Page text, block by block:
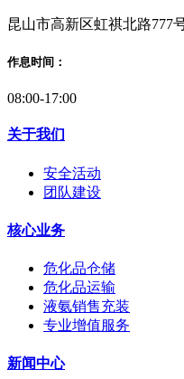
昆山市高新区虹祺北路777
作息时间：
08:00-17:00
关于我们
安全活动
团队建设
核心业务
危化品仓储
危化品运输
液氨销售充装
专业增值服务
新闻中心